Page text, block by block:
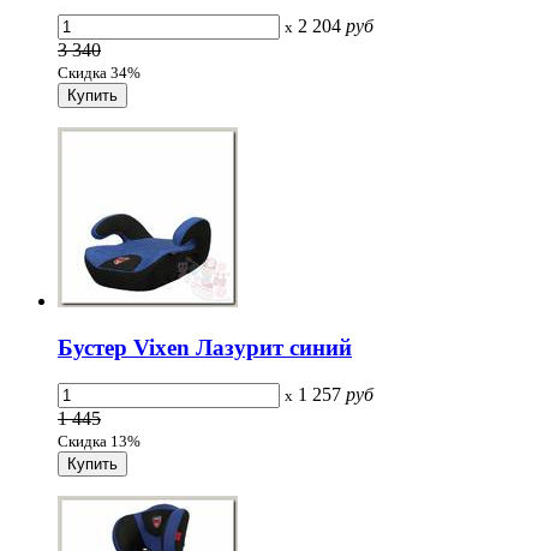
x 2 204 руб
3 340
Скидка 34%
Бустер Vixen Лазурит синий
x 1 257 руб
1 445
Скидка 13%